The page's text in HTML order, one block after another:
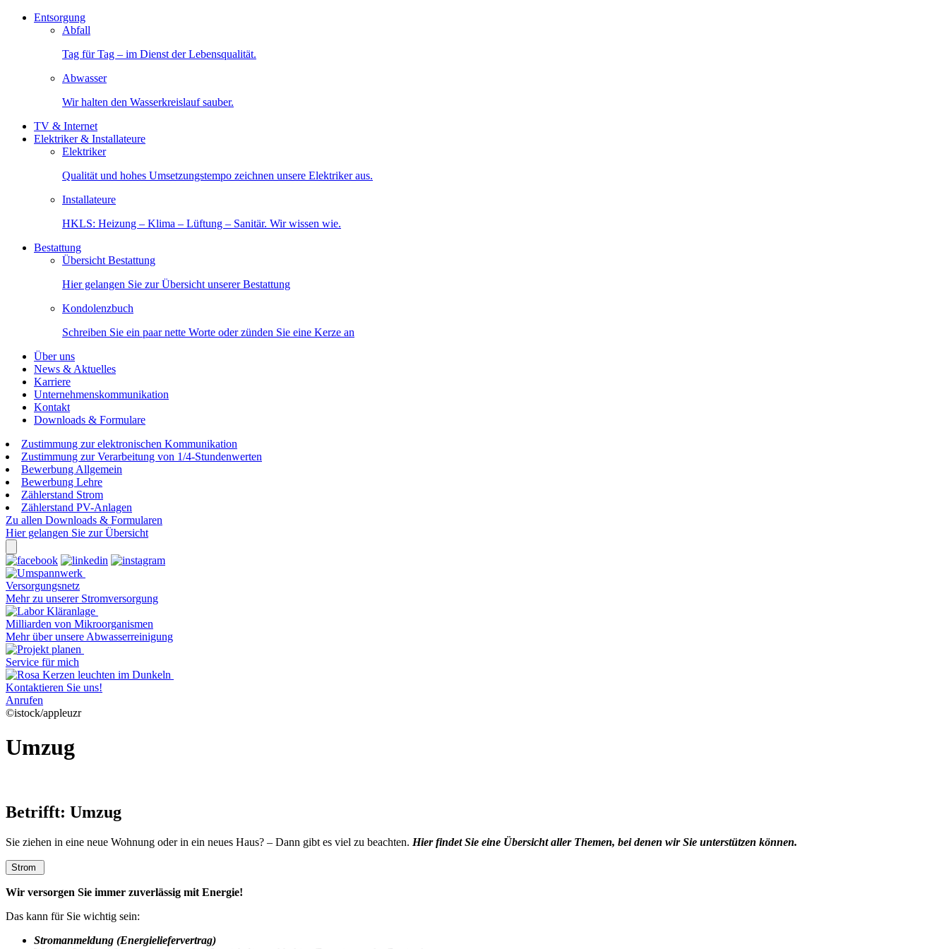
Entsorgung
Abfall
Tag für Tag – im Dienst der Lebensqualität.
Abwasser
Wir halten den Wasserkreislauf sauber.
TV & Internet
Elektriker & Installateure
Elektriker
Qualität und hohes Umsetzungstempo zeichnen unsere Elektriker aus.
Installateure
HKLS: Heizung – Klima – Lüftung – Sanitär. Wir wissen wie.
Bestattung
Übersicht Bestattung
Hier gelangen Sie zur Übersicht unserer Bestattung
Kondolenzbuch
Schreiben Sie ein paar nette Worte oder zünden Sie eine Kerze an
Über uns
News & Aktuelles
Karriere
Unternehmenskommunikation
Kontakt
Downloads & Formulare
Zustimmung zur elektronischen Kommunikation
Zustimmung zur Verarbeitung von 1/4-Stundenwerten
Bewerbung Allgemein
Bewerbung Lehre
Zählerstand Strom
Zählerstand PV-Anlagen
Zu allen Downloads & Formularen
Hier gelangen Sie zur Übersicht
Versorgungsnetz
Mehr zu unserer Stromversorgung
Milliarden von Mikroorganismen
Mehr über unsere Abwasserreinigung
Service für mich
Kontaktieren Sie uns!
Anrufen
©istock/appleuzr
Umzug
Betrifft: Umzug
Sie ziehen in eine neue Wohnung oder in ein neues Haus? – Dann gibt es viel zu beachten. Hier findet Sie eine Übersicht aller Themen, bei denen wir Sie unterstützen können.
Strom
Wir versorgen Sie immer zuverlässig mit Energie!
Das kann für Sie wichtig sein:
Stromanmeldung (Energieliefervertrag)